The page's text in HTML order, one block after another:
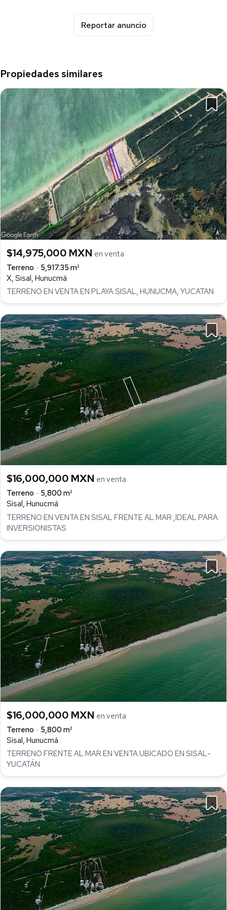
¡No dejes pasar esta oportunidad única!
Contáctanos hoy mismo para más información y agenda una
Reportar anuncio
Propiedades similares
$14,975,000 MXN en venta
Terreno
5,917.35 m²
X, Sisal, Hunucmá
TERRENO EN VENTA EN PLAYA SISAL, HUNUCMA, YUCATAN
$16,000,000 MXN en venta
Terreno
5,800 m²
Sisal, Hunucmá
TERRENO EN VENTA EN SISAL FRENTE AL MAR ,IDEAL PARA
INVERSIONISTAS
$16,000,000 MXN en venta
Terreno
5,800 m²
Sisal, Hunucmá
TERRENO FRENTE AL MAR EN VENTA UBICADO EN SISAL-
YUCATÁN